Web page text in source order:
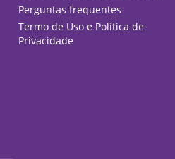
Perguntas frequentes
Termo de Uso e Política de
Privacidade